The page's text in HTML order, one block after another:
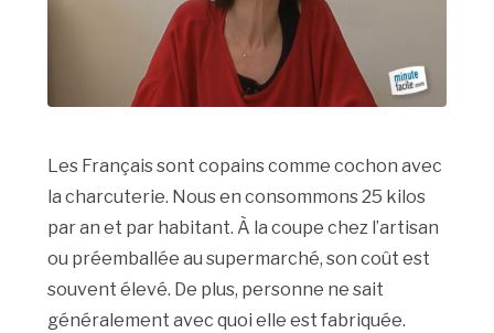
Les Français sont copains comme cochon avec
la charcuterie. Nous en consommons 25 kilos
par an et par habitant. À la coupe chez l’artisan
ou préemballée au supermarché, son coût est
souvent élevé. De plus, personne ne sait
généralement avec quoi elle est fabriquée.